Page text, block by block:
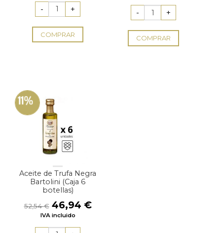
era:
39,60 €.
COMPRAR
era:
60,82 €.
COMPRAR
11%
Aceite de Trufa Negra
Bartolini (Caja 6
botellas)
52,54€ El
precio
46,94 €El
IVA incluido